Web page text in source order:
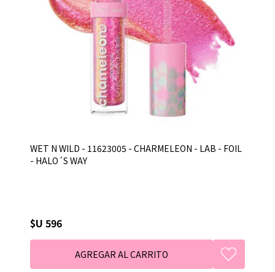
WET N WILD - 11623005 - CHARMELEON - LAB - FOIL
- HALO´S WAY
$U 596